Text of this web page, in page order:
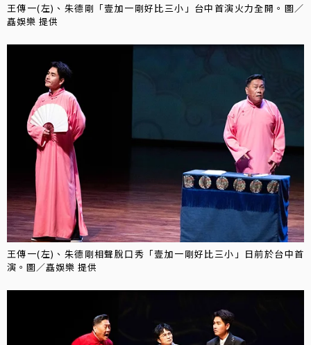
王傳一(左)、朱德剛「壹加一剛好比三小」台中首演火力全開。圖／
嚞娛樂 提供
王傳一(左)、朱德剛相聲脫口秀「壹加一剛好比三小」日前於台中首
演。圖／嚞娛樂 提供